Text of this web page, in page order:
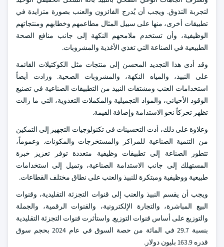
لتجربة التذوق. ويجب أن يُدرج الفائزون والعنب بصورة متزايدة في
تطبيقات أخرى، منها على سبيل المثال مطاعمهم وخطابهم ومنتجاتهم
الوظيفية، وأن تستخدم ملامحهم النكهة إلى جانب منافع الصحة
الطبيعية في الصناعة التي تغذي الأغذية والمشروبات.
وقد أدى هذا التجديد المحسن إلى منتجات مثل الكوكتيلات القائمة
على النبيذ، والمياه النكهة، والمشروبات الصحية. وزادت أيضاً
استخدامات العنب ومشتقات النبيذ من التطبيقات الصناعية في تصنيع
الوقود الأحيائي، والمواد التجميلية والمكملات التغذوية، التي ما زالت
تظهر تحركاً نحو الاستدامة وإضافة القيمة.
وعلاوة على ذلك، أدت التحسينات في تكنولوجيات التجهيز إلى التمكين
من التنمية الصناعية للمراكز والمستخرجات والمكونات. وعموماً،
تتطور الصناعة إلى تطبيقات وظيفية متعددة توفر تعزيز خبرة
المستهلك إلى جانب الاستدامة الصناعية، وتميل إلى استخدامات
طبيعية ووظيفية ومبتكرة للنبيذ والعنب على نطاق مختلف القطاعات.
ويجب أن يقسم النبيذ والعنب إلى قنوات التجزئة التقليدية، وقنوات
البيع المباشرة، والتجارة الإلكترونية، والقنوات الرقمية، والجملة
والتوزيع على أساس قنوات التوزيع. واستأثرت قنوات التجزئة التقليدية
بنسبة 29.7 في المائة من حصة السوق في عام 2024 بحجم سوق
قدره 163.9 بليون دولار.